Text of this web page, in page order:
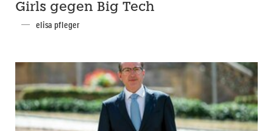
Girls gegen Big Tech
elisa pfleger